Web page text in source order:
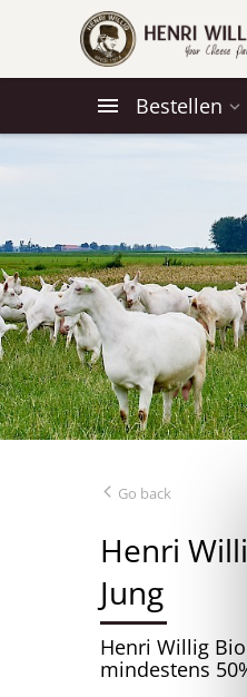
Bestellen
Go back
Henri
Jung
Henri Willig
mindestens